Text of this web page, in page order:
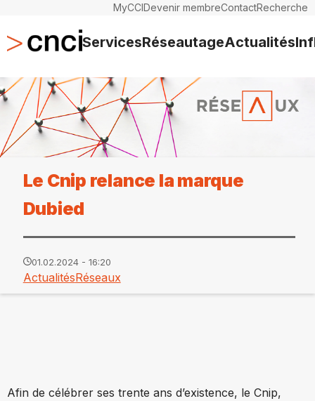
MyCCIDevenir membreContactRecherche
ServicesRéseautageActualités
Le Cnip relance la marque
Dubied
01.02.2024 - 16:20
ActualitésRéseaux
Afin de célébrer ses trente ans d’existence, le Cnip,